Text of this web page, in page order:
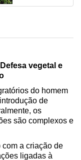
vegetal e
do homem
de
os
são complexos e
com a criação de
ligadas à